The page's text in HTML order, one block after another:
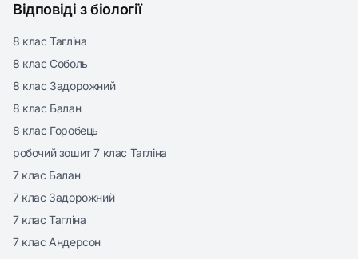
Відповіді з біології
8 клас Тагліна
8 клас Соболь
8 клас Задорожний
8 клас Балан
8 клас Горобець
робочий зошит 7 клас Тагліна
7 клас Балан
7 клас Задорожний
7 клас Тагліна
7 клас Андерсон